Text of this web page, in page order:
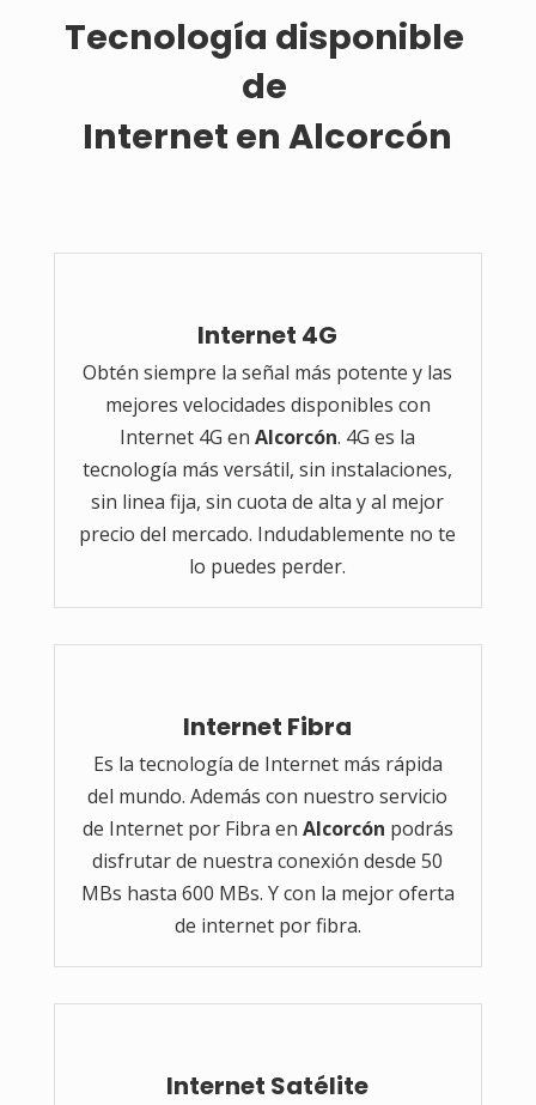
Tecnología disponible
de
Internet en Alcorcón
Internet 4G
Obtén siempre la señal más potente y las
mejores velocidades disponibles con
Internet 4G enAlcorcón. 4G es la
tecnología más versátil, sin instalaciones,
sin linea fija, sin cuota de alta y al mejor
precio del mercado. Indudablemente no te
lo puedes perder.
Internet Fibra
Es la tecnología de Internet más rápida
del mundo. Además con nuestro servicio
de Internet por Fibra en Alcorcón podrás
disfrutar de nuestra conexión desde 50
MBs hasta 600 MBs. Y con la mejor oferta
de internet por fibra.
Internet Satélite